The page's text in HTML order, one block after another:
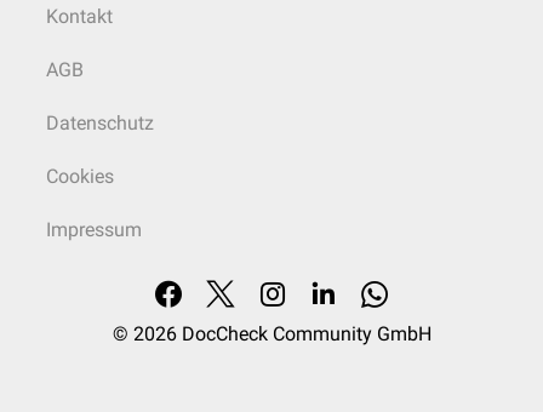
Kontakt
AGB
Datenschutz
Cookies
Impressum
© 2026 DocCheck Community GmbH